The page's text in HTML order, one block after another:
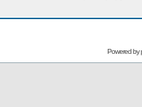
Powered by